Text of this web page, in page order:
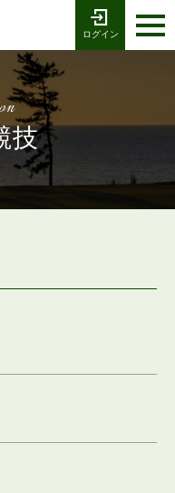
ログイン
お電話でのご予約
Tel 0776-79-1111
技